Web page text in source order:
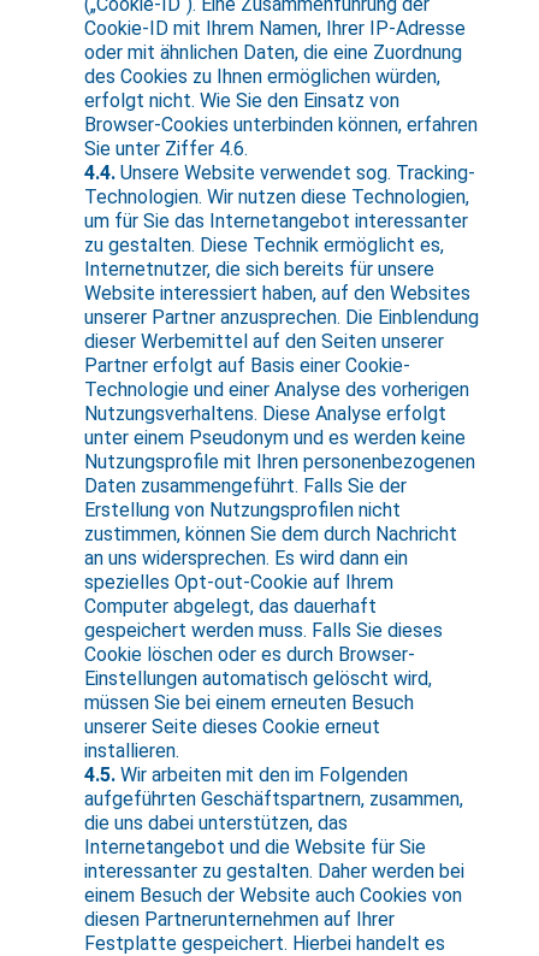
Cookie-ID mit Ihrem Namen, Ihrer IP-Adresse
oder mit ähnlichen Daten, die eine Zuordnung
des Cookies zu Ihnen ermöglichen würden,
erfolgt nicht. Wie Sie den Einsatz von
Browser-Cookies unterbinden können, erfahren
Sie unter Ziffer 4.6.
4.4. Unsere Website verwendet sog. Tracking-
Technologien. Wir nutzen diese Technologien,
um für Sie das Internetangebot interessanter
zu gestalten. Diese Technik ermöglicht es,
Internetnutzer, die sich bereits für unsere
Website interessiert haben, auf den Websites
unserer Partner anzusprechen. Die Einblendung
dieser Werbemittel auf den Seiten unserer
Partner erfolgt auf Basis einer Cookie-
Technologie und einer Analyse des vorherigen
Nutzungsverhaltens. Diese Analyse erfolgt
unter einem Pseudonym und es werden keine
Nutzungsprofile mit Ihren personenbezogenen
Daten zusammengeführt. Falls Sie der
Erstellung von Nutzungsprofilen nicht
zustimmen, können Sie dem durch Nachricht
an uns widersprechen. Es wird dann ein
spezielles Opt-out-Cookie auf Ihrem
Computer abgelegt, das dauerhaft
gespeichert werden muss. Falls Sie dieses
Cookie löschen oder es durch Browser-
Einstellungen automatisch gelöscht wird,
müssen Sie bei einem erneuten Besuch
unserer Seite dieses Cookie erneut
installieren.
4.5. Wir arbeiten mit den im Folgenden
aufgeführten Geschäftspartnern, zusammen,
die uns dabei unterstützen, das
Internetangebot und die Website für Sie
interessanter zu gestalten. Daher werden bei
einem Besuch der Website auch Cookies von
diesen Partnerunternehmen auf Ihrer
Festplatte gespeichert. Hierbei handelt es